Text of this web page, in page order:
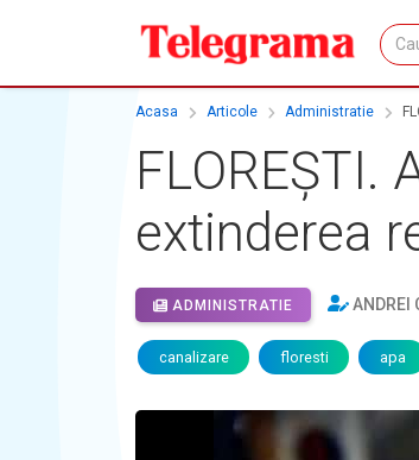
Acasa Articole Administratie
FLOREȘTI.
extinderea
ADMINISTRATIE ANDREI
canalizare floresti apa